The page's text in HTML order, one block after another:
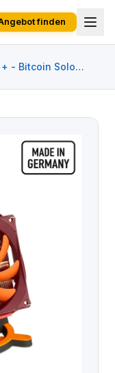
finden
- Bitcoin Solo